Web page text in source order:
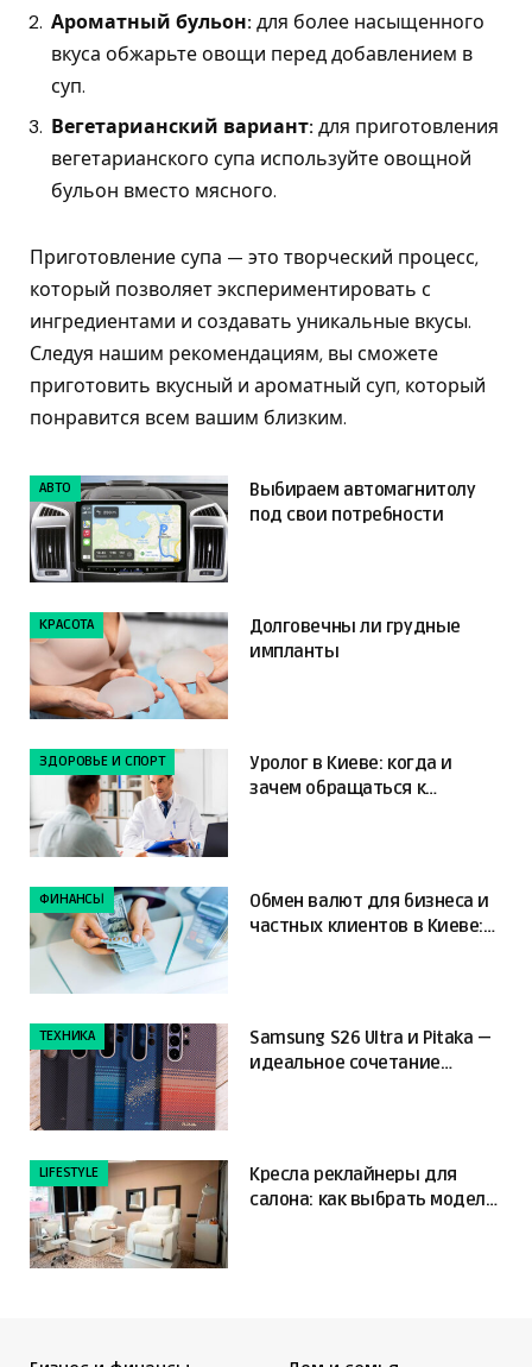
Ароматный бульон: для более насыщенного
вкуса обжарьте овощи перед добавлением в
суп.
Вегетарианский вариант: для приготовления
вегетарианского супа используйте овощной
бульон вместо мясного.
Приготовление супа — это творческий процесс,
который позволяет экспериментировать с
ингредиентами и создавать уникальные вкусы.
Следуя нашим рекомендациям, вы сможете
приготовить вкусный и ароматный суп, который
понравится всем вашим близким.
АВТО
Выбираем автомагнитолу
под свои потребности
КРАСОТА
Долговечны ли грудные
импланты
ЗДОРОВЬЕ И СПОРТ
Уролог в Киеве: когда и
зачем обращаться к
ФИНАНСЫ
Обмен валют для бизнеса и
частных клиентов в Киеве:
ТЕХНИКА
Samsung S26 Ultra и Pitaka —
идеальное сочетание
LIFESTYLE
Кресла реклайнеры для
салона: как выбрать модель,